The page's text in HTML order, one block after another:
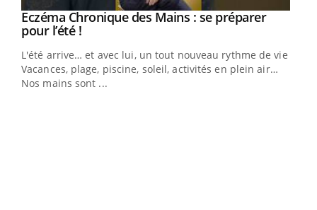
Youtube
Eczéma Chronique des Mains : se préparer
pour l’été !Youtube
L'été arrive… et avec lui, un tout nouveau rythme de vie !
Vacances, plage, piscine, soleil, activités en plein air…
Nos mains sont ...